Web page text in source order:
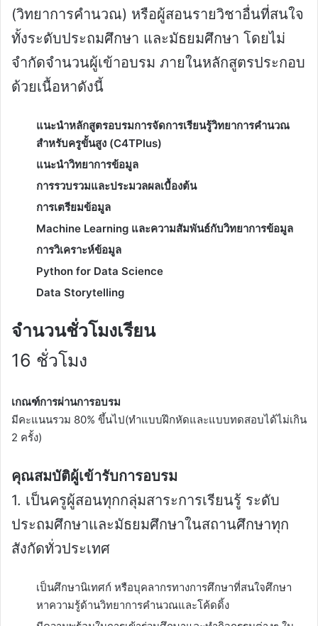
(วิทยาการคำนวณ) หรือผู้สอนรายวิชาอื่นที่สนใจ
ทั้งระดับประถมศึกษา และมัธยมศึกษา โดยไม่
จำกัดจำนวนผู้เข้าอบรม ภายในหลักสูตรประกอบ
ด้วยเนื้อหาดังนี้
แนะนำหลักสูตรอบรมการจัดการเรียนรู้วิทยาการคำนวณ
สำหรับครูขั้นสูง (C4TPlus)
แนะนำวิทยาการข้อมูล
การรวบรวมและประมวลผลเบื้องต้น
การเตรียมข้อมูล
Machine Learning และความสัมพันธ์กับวิทยาการข้อมูล
การวิเคราะห์ข้อมูล
Python for Data Science
Data Storytelling
จำนวนชั่วโมงเรียน
16 ชั่วโมง
เกณฑ์การผ่านการอบรม
มีคะแนนรวม 80% ขึ้นไป(ทำแบบฝึกหัดและแบบทดสอบได้ไม่เกิน
2 ครั้ง)
คุณสมบัติผู้เข้ารับการอบรม
1. เป็นครูผู้สอนทุกกลุ่มสาระการเรียนรู้ ระดับ
ประถมศึกษาและมัธยมศึกษาในสถานศึกษาทุก
สังกัดทั่วประเทศ
เป็นศึกษานิเทศก์ หรือบุคลากรทางการศึกษาที่สนใจศึกษา
หาความรู้ด้านวิทยาการคำนวณและโค้ดดิ้ง